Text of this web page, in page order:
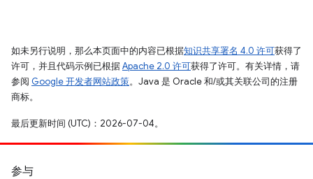
如未另行说明，那么本页面中的内容已根据知识共享署名 4.0 许可获得了
许可，并且代码示例已根据Apache 2.0 许可获得了许可。有关详情，请
参阅 Google 开发者网站政策。Java 是 Oracle 和/或其关联公司的注册
商标。
最后更新时间 (UTC)：2026-07-04。
参与